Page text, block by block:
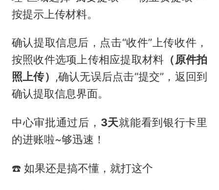
按提示上传材料。
确认提取信息后，点击“收件”上传收件，
按照收件选项上传相应提取材料 （原件拍
照上传） ,确认无误后点击“提交”，返回到
确认提取信息界面。
中心审批通过后， 3天就能看到银行卡里
的进账啦~够迅速！
☎️ 如果还是搞不懂，就打这个